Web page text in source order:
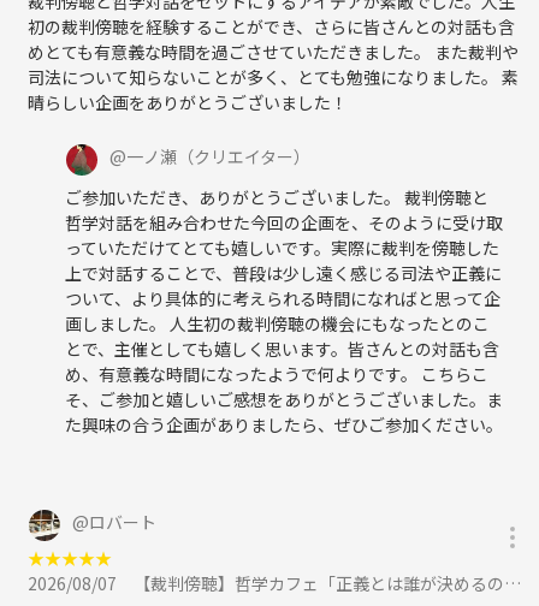
ただし、テーマに基づく概念・制度・社会構造に関する議論そのものを
制限するものではありません。
2. プライバシー侵害
録音、録画、撮影、配信
3. 個人情報の詮索・接触の禁止（会の前後を含む）
本名、年齢、職業、連絡先、居住地などを聞き出す行為
4. 勧誘・営業行為
ナンパ、宗教、ビジネス、政治活動、ネットワークビジネス等への勧誘
5. 場の安全性・対話環境を損なう行為
意図的な挑発、荒らし行為
結論の押し付けや、対話・検討そのものを拒絶する態度
6. 運営判断について
初の裁判傍聴を経験することができ、さらに皆さんとの対話も含
めとても有意義な時間を過ごさせていただきました。 また裁判や
司法について知らないことが多く、とても勉強になりました。 素
晴らしい企画をありがとうございました！
@一ノ瀬 （クリエイター）
ご参加いただき、ありがとうございました。 裁判傍聴と
哲学対話を組み合わせた今回の企画を、そのように受け取
っていただけてとても嬉しいです。実際に裁判を傍聴した
上で対話することで、普段は少し遠く感じる司法や正義に
ついて、より具体的に考えられる時間になればと思って企
画しました。 人生初の裁判傍聴の機会にもなったとのこ
とで、主催としても嬉しく思います。皆さんとの対話も含
め、有意義な時間になったようで何よりです。 こちらこ
そ、ご参加と嬉しいご感想をありがとうございました。ま
た興味の合う企画がありましたら、ぜひご参加ください。
@ロバート
★★★★★
2026/08/07
【裁判傍聴】哲学カフェ「正義とは誰が決めるのか？」＠東京地方裁判所 に参加